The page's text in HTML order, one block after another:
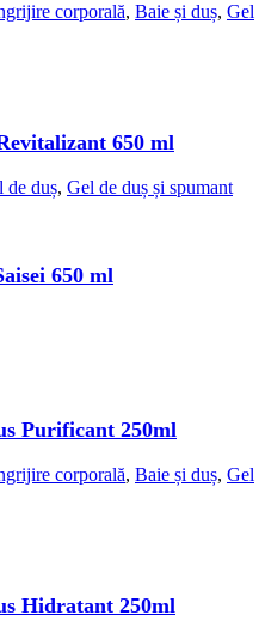
corporală, Baie și duș, Gel
650 ml
de duș, Gel de duș și spumant
650 ml
Purificant 250ml
corporală, Baie și duș, Gel
Hidratant 250ml